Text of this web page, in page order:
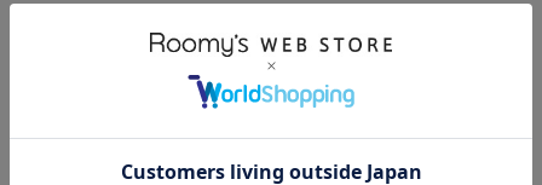
ROYAL PARTY
ポリエステル-95%/ポリウレタン-5%